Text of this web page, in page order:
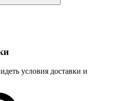
условия доставки и